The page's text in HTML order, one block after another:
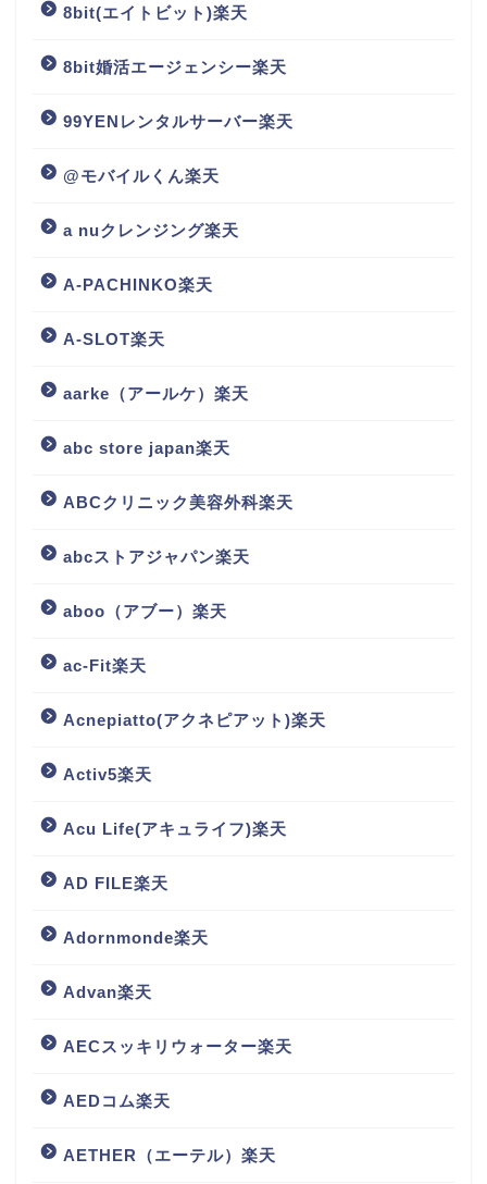
8bit(エイトビット)楽天
8bit婚活エージェンシー楽天
99YENレンタルサーバー楽天
@モバイルくん楽天
a nuクレンジング楽天
A-PACHINKO楽天
A-SLOT楽天
aarke（アールケ）楽天
abc store japan楽天
ABCクリニック美容外科楽天
abcストアジャパン楽天
aboo（アブー）楽天
ac-Fit楽天
Acnepiatto(アクネピアット)楽天
Activ5楽天
Acu Life(アキュライフ)楽天
AD FILE楽天
Adornmonde楽天
Advan楽天
AECスッキリウォーター楽天
AEDコム楽天
AETHER（エーテル）楽天